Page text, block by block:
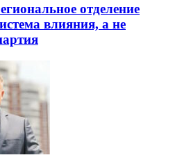
отделение
влияния, а не